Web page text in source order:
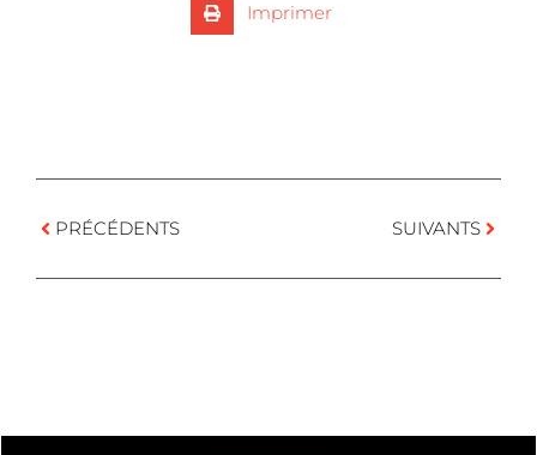
Imprimer
PRÉCÉDENTS SUIVANTS